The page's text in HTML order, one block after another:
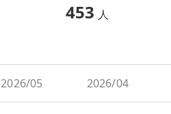
453 人
2026/05 2026/04